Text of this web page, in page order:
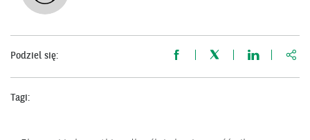
Tagi:
Podziel się: